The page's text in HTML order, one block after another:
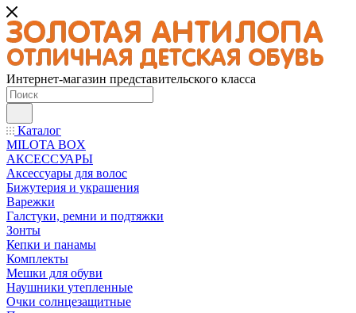
Интернет-магазин представительского класса
Каталог
MILOTA BOX
АКСЕССУАРЫ
Аксессуары для волос
Бижутерия и украшения
Варежки
Галстуки, ремни и подтяжки
Зонты
Кепки и панамы
Комплекты
Мешки для обуви
Наушники утепленные
Очки солнцезащитные